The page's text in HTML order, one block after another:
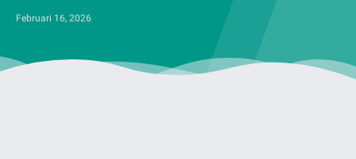
Februari 16, 2026